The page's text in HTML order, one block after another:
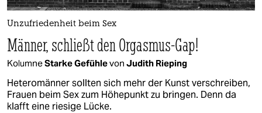
Unzufriedenheit beim Sex
Männer, schließt den Orgasmus-Gap!
KolumneStarke Gefühlevon Judith Rieping
Heteromänner sollten sich mehr der Kunst verschreiben,
Frauen beim Sex zum Höhepunkt zu bringen. Denn da
klafft eine riesige Lücke.